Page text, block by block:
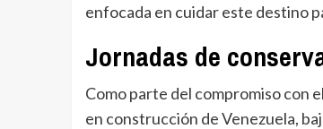
enfocada en cuidar este destino
Jornadas de
Como parte del compromiso con
en construcción de Venezuela,